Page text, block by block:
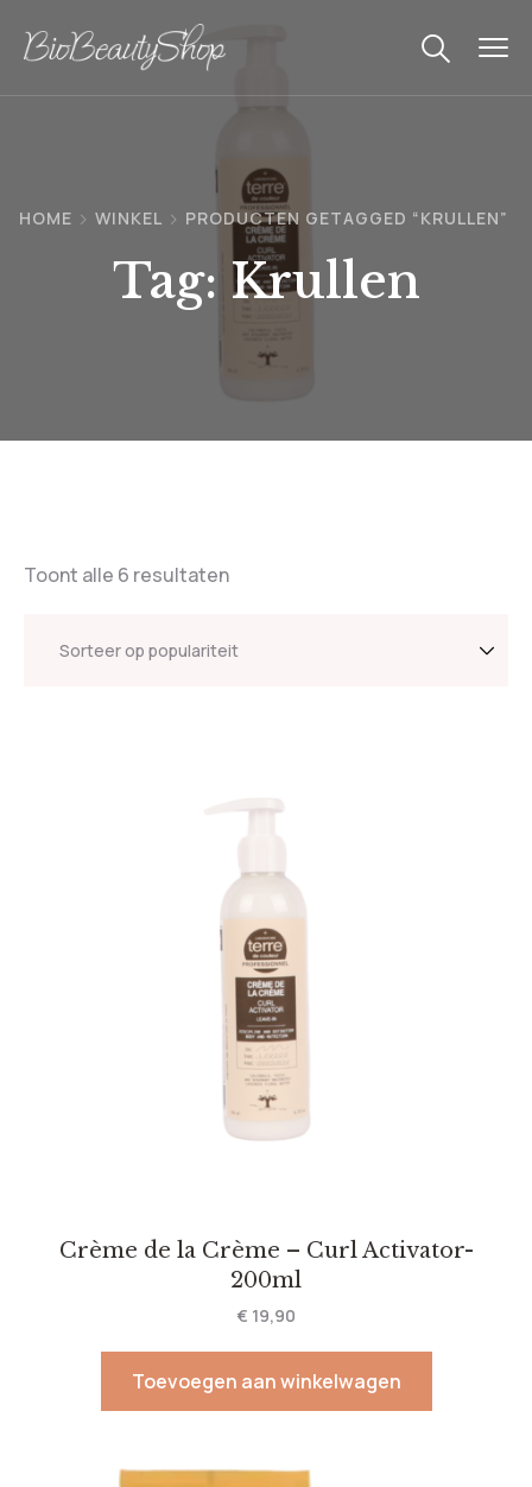
HOME WINKEL PRODUCTEN GETAGGED “KRULLEN”
Tag: Krullen
Toont alle 6 resultaten
Crème de la Crème – Curl Activator-
200ml
€ 19,90
Toevoegen aan winkelwagen